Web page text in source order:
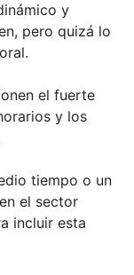
y
pero quizá lo
el fuerte
y los
tiempo o un
el sector
incluir esta